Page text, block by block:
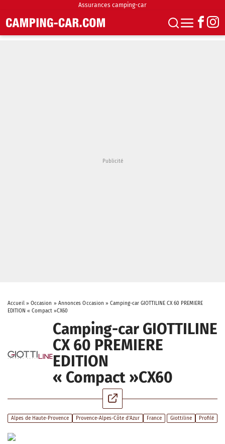
Assurances camping-car
Accueil» Occasion » Annonces Occasion »Camping-car GIOTTILINE CX 60 PREMIERE
EDITION « Compact »CX60
Camping-car GIOTTILINE
CX 60 PREMIERE
EDITION
« Compact »CX60
Alpes de Haute-Provence Provence-Alpes-Côte d'Azur France Giottiline Profilé